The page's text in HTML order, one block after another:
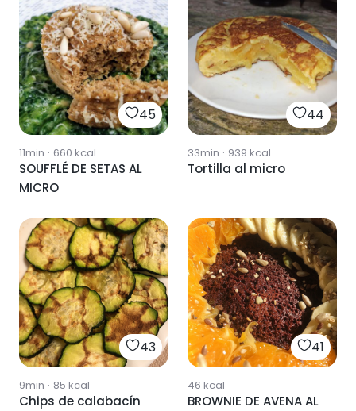
45
11min · 660 kcal
SOUFFLÉ DE SETAS AL
MICRO
44
33min · 939 kcal
Tortilla al micro
43
9min · 85 kcal
Chips de calabacín
41
46 kcal
BROWNIE DE AVENA AL